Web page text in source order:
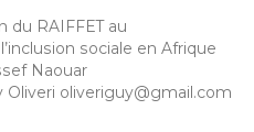
du RAIFFET au
sociale en Afrique
Naouar
Oliveri oliveriguy@gmail.com